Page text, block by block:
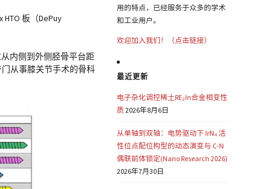
板（DePuy
内侧到外侧胫骨平台距
门从事膝关节手术的骨科
用的特点，已经服务于众多的学术
和工业用户。
欢迎加入我们！（点击链接）
最近更新
电子杂化调控稀土RE₂In合金相变性
质2026年8月6日
从单轴到双轴：电势驱动下 IrN₄ 活
性位点配位构型的动态演变与 C-N
偶联前体锁定(Nano Research 2026)
2026年7月30日